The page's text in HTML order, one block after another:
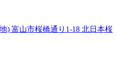
) 富山市桜橋通り1-18 北日本桜